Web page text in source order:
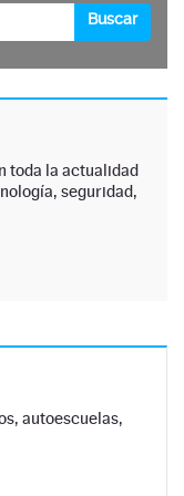
toda la actualidad
seguridad,
autoescuelas,